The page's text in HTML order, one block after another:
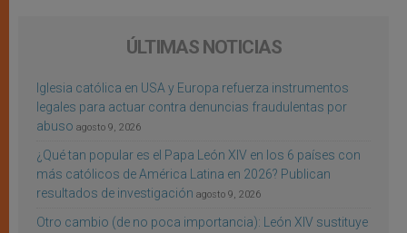
ÚLTIMAS NOTICIAS
Iglesia católica en USA y Europa refuerza instrumentos
legales para actuar contra denuncias fraudulentas por
abuso agosto 9, 2026
¿Qué tan popular es el Papa León XIV en los 6 países con
más católicos de América Latina en 2026? Publican
resultados de investigación agosto 9, 2026
Otro cambio (de no poca importancia): León XIV sustituye